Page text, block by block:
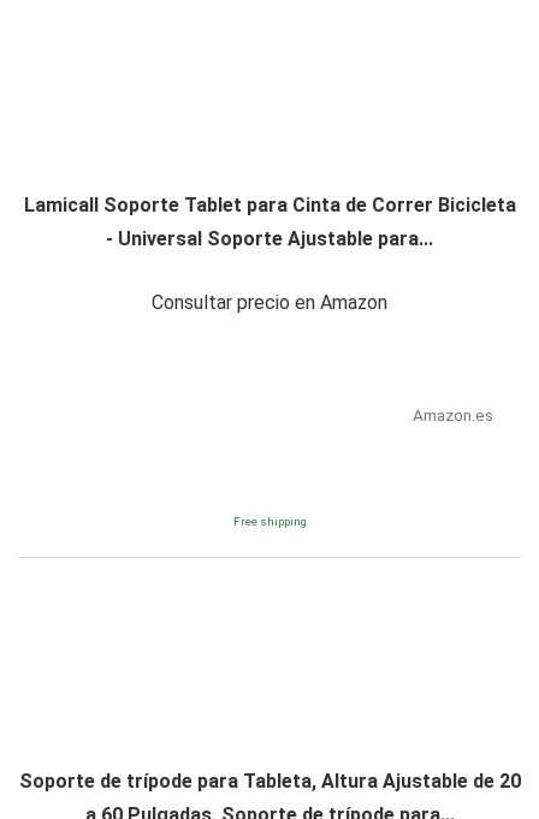
Lamicall Soporte Tablet para Cinta de Correr Bicicleta
- Universal Soporte Ajustable para...
Consultar precio en Amazon
Amazon.es
Free shipping
Soporte de trípode para Tableta, Altura Ajustable de 20